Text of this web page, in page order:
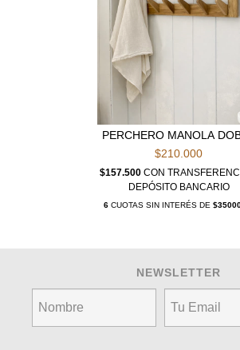
PERCHERO MANOLA
$210.000
$157.500 CON
DEPÓSITO BANCARIO
6 CUOTAS SIN INTERÉS DE
NEWSLETTER